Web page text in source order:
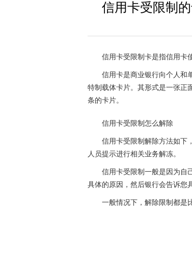
信用卡受限制
信用卡受限制卡是指信用卡
信用卡是商业银行向个人和
特制载体卡片。其形式是一张正
条的卡片。
信用卡受限制怎么解除
信用卡受限制解除方法如下
人员提示进行相关业务解冻。
信用卡受限制一般是因为自
具体的原因，然后银行会告诉您
一般情况下，解除限制都是